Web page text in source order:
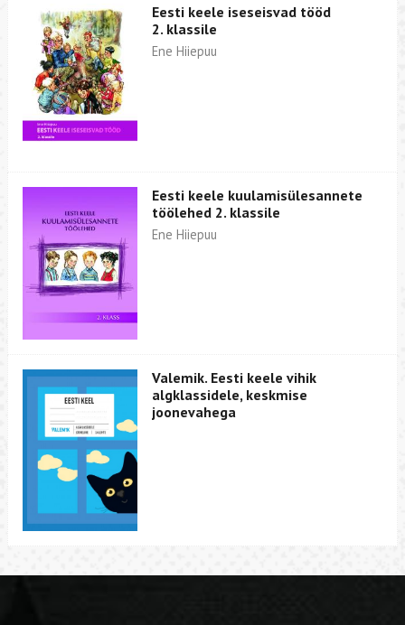
Eesti keele iseseisvad tööd
2. klassile
Ene Hiiepuu
Eesti keele kuulamisülesannete
töölehed 2. klassile
Ene Hiiepuu
Valemik. Eesti keele vihik
algklassidele, keskmise
joonevahega